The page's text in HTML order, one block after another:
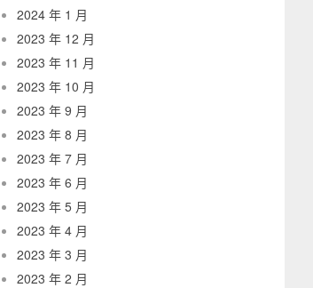
2024 年 1 月
2023 年 12 月
2023 年 11 月
2023 年 10 月
2023 年 9 月
2023 年 8 月
2023 年 7 月
2023 年 6 月
2023 年 5 月
2023 年 4 月
2023 年 3 月
2023 年 2 月